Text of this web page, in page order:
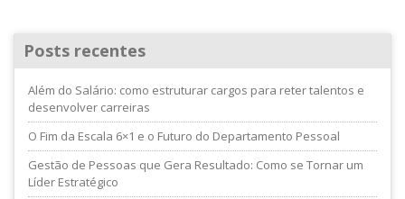
Posts recentes
Além do Salário: como estruturar cargos para reter talentos e
desenvolver carreiras
O Fim da Escala 6×1 e o Futuro do Departamento Pessoal
Gestão de Pessoas que Gera Resultado: Como se Tornar um
Líder Estratégico